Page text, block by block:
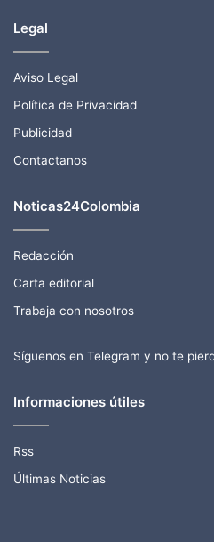
Legal
Aviso Legal
Política de Privacidad
Publicidad
Contactanos
Noticas24Colombia
Redacción
Carta editorial
Trabaja con nosotros
Síguenos en Telegram y no te
Informaciones útiles
Rss
Últimas Noticias